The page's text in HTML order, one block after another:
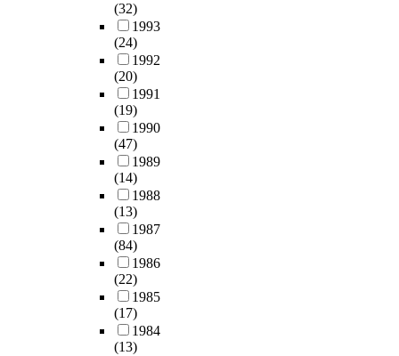
(32)
1993
(24)
1992
(20)
1991
(19)
1990
(47)
1989
(14)
1988
(13)
1987
(84)
1986
(22)
1985
(17)
1984
(13)